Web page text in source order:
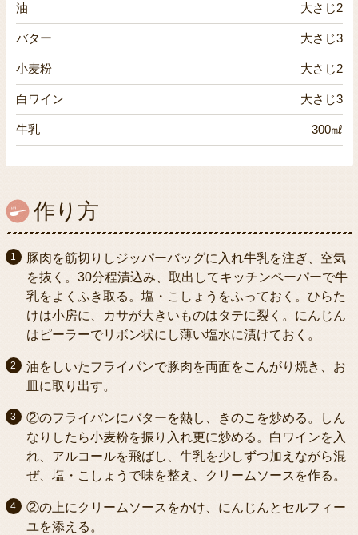
油 大さじ2
バター 大さじ3
小麦粉 大さじ2
白ワイン 大さじ3
牛乳 300㎖
作り方
豚肉を筋切りしジッパーバッグに入れ牛乳を注ぎ、空気
を抜く。30分程漬込み、取出してキッチンペーパーで牛
乳をよくふき取る。塩・こしょうをふっておく。ひらた
けは小房に、カサが大きいものはタテに裂く。にんじん
はピーラーでリボン状にし薄い塩水に漬けておく。
油をしいたフライパンで豚肉を両面をこんがり焼き、お
皿に取り出す。
②のフライパンにバターを熱し、きのこを炒める。しん
なりしたら小麦粉を振り入れ更に炒める。白ワインを入
れ、アルコールを飛ばし、牛乳を少しずつ加えながら混
ぜ、塩・こしょうで味を整え、クリームソースを作る。
②の上にクリームソースをかけ、にんじんとセルフィー
ユを添える。